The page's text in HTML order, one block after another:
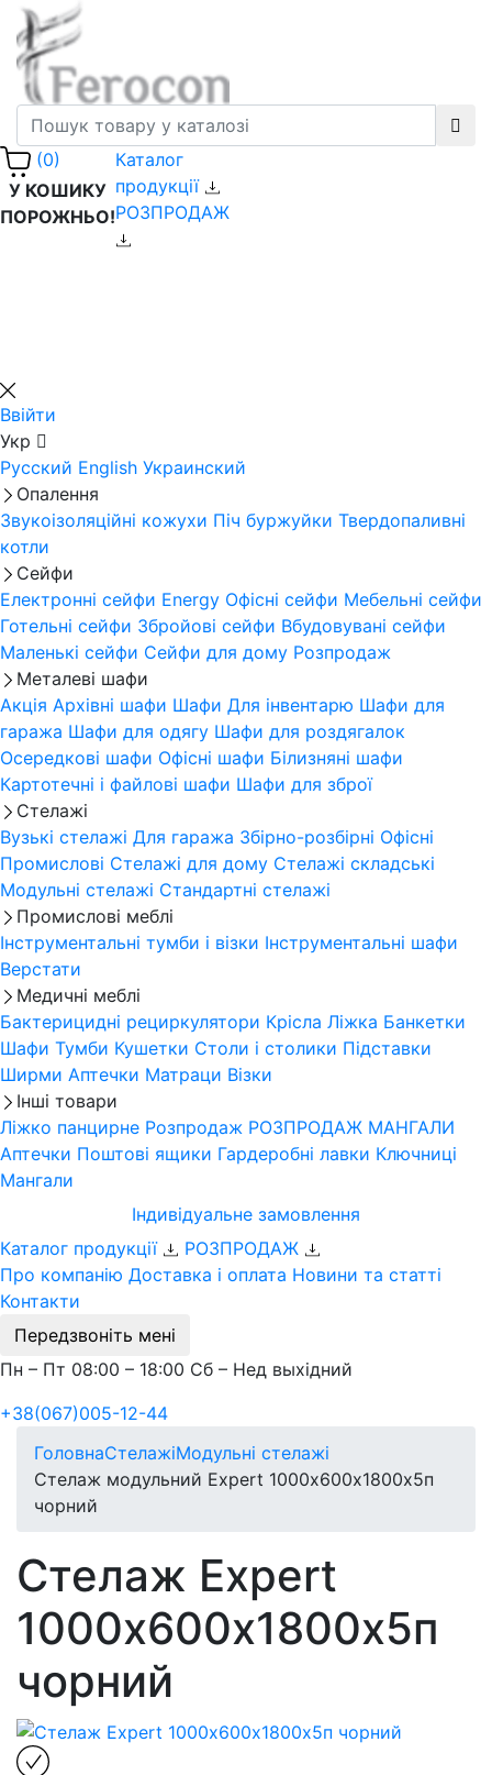
(0)
У КОШИКУ
ПОРОЖНЬО!
Каталог
продукції
РОЗПРОДАЖ
Ввійти
Укр
Русский English Украинский
Опалення
Звукоізоляційні кожухи Піч буржуйки Твердопаливні
котли
Сейфи
Електронні сейфи Energy Офісні сейфи Мебельні сейфи
Готельні сейфи Збройові сейфи Вбудовувані сейфи
Маленькі сейфи Сейфи для дому Розпродаж
Металеві шафи
Акція Архівні шафи Шафи Для інвентарю Шафи для
гаража Шафи для одягу Шафи для роздягалок
Осередкові шафи Офісні шафи Білизняні шафи
Картотечні і файлові шафи Шафи для зброї
Стелажі
Вузькі стелажі Для гаража Збірно-розбірні Офісні
Промислові Стелажі для дому Стелажі складські
Модульні стелажі Стандартні стелажі
Промислові меблі
Інструментальні тумби і візки Інструментальні шафи
Верстати
Медичні меблі
Бактерицидні рециркулятори Крісла Ліжка Банкетки
Шафи Тумби Кушетки Столи і столики Підставки
Ширми Аптечки Матраци Візки
Інші товари
Ліжко панцирне Розпродаж РОЗПРОДАЖ МАНГАЛИ
Аптечки Поштові ящики Гардеробні лавки Ключниці
Мангали
Індивідуальне замовлення
Каталог продукції
РОЗПРОДАЖ
Про компанію Доставка і оплата Новини та статті
Контакти
Передзвоніть мені
Пн – Пт 08:00 – 18:00 Сб – Нед выхідний
+38(067)005-12-44
ГоловнаСтелажіМодульні стелажі
Стелаж модульний Expert 1000х600х1800х5п
чорний
Стелаж Expert
1000х600х1800х5п
чорний